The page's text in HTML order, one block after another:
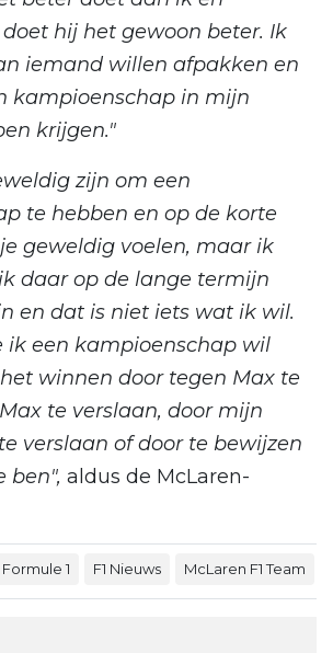
hij het gewoon beter. Ik
iemand willen afpakken en
kampioenschap in mijn
krijgen."
zijn om een
te hebben en op de korte
geweldig voelen, maar ik
daar op de lange termijn
en dat is niet iets wat ik wil.
ik een kampioenschap wil
winnen door tegen Max te
te verslaan, door mijn
verslaan of door te bewijzen
ben", aldus de McLaren-
Formule 1 F1 Nieuws McLaren F1 Team